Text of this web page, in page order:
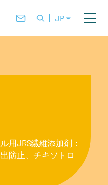
JP
用JRS繊維添加剤：
防止、チキソトロ